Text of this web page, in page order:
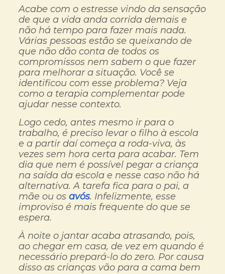
Acabe com o estresse vindo da sensação
de que a vida anda corrida demais e
não há tempo para fazer mais nada.
Várias pessoas estão se queixando de
que não dão conta de todos os
compromissos nem sabem o que fazer
para melhorar a situação. Você se
identificou com esse problema? Veja
como a terapia complementar pode
ajudar nesse contexto.
Logo cedo, antes mesmo ir para o
trabalho, é preciso levar o filho à escola
e a partir daí começa a roda-viva, às
vezes sem hora certa para acabar. Tem
dia que nem é possível pegar a criança
na saída da escola e nesse caso não há
alternativa. A tarefa fica para o pai, a
mãe ou osavós. Infelizmente, esse
improviso é mais frequente do que se
espera.
À noite o jantar acaba atrasando, pois,
ao chegar em casa, de vez em quando é
necessário prepará-lo do zero. Por causa
disso as crianças vão para a cama bem